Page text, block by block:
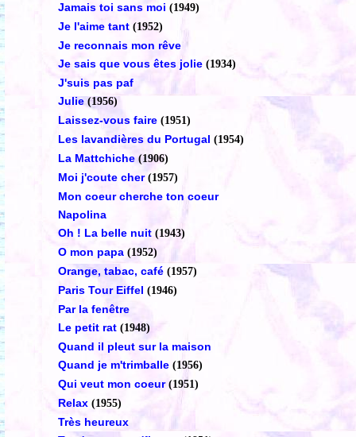
Jamais toi sans moi (1949)
Je l'aime tant (1952)
Je reconnais mon rêve
Je sais que vous êtes jolie (1934)
J'suis pas paf
Julie (1956)
Laissez-vous faire (1951)
Les lavandières du Portugal (1954)
La Mattchiche (1906)
Moi j'coute cher (1957)
Mon coeur cherche ton coeur
Napolina
Oh ! La belle nuit (1943)
O mon papa (1952)
Orange, tabac, café (1957)
Paris Tour Eiffel (1946)
Par la fenêtre
Le petit rat (1948)
Quand il pleut sur la maison
Quand je m'trimballe (1956)
Qui veut mon coeur (1951)
Relax (1955)
Très heureux